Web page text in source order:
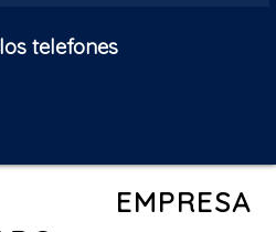
telefones
EMPRESA